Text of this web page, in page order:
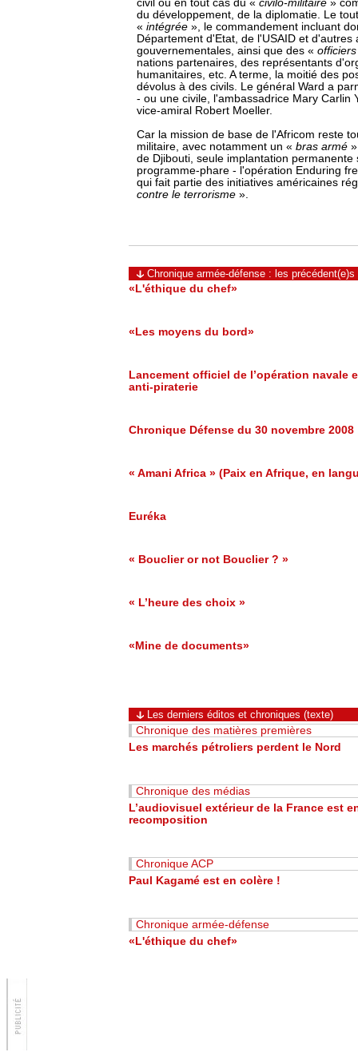
civil ou en tout cas du « civilo-militaire »
du développement, de la diplomatie. Le
« intégrée », le commandement incluant
Département d'Etat, de l'USAID et d'autres
gouvernementales, ainsi que des «
nations partenaires, des représentants
humanitaires, etc. A terme, la moitié des
dévolus à des civils. Le général Ward a
- ou une civile, l'ambassadrice Mary Carlin
vice-amiral Robert Moeller.
Car la mission de base de l'Africom reste
militaire, avec notamment un « bras armé
de Djibouti, seule implantation permanente
programme-phare - l'opération Enduring
qui fait partie des initiatives américaines
contre le terrorisme ».
Chronique armée-défense : les précédent(e)s
«L'éthique du chef»
«Les moyens du bord»
Lancement officiel de l’opération navale
anti-piraterie
Chronique Défense du 30 novembre 2008
« Amani Africa » (Paix en Afrique, en
Euréka
« Bouclier or not Bouclier ? »
« L’heure des choix »
«Mine de documents»
Les derniers éditos et chroniques (texte)
Chronique des matières premières
Les marchés pétroliers perdent le Nord
Chronique des médias
L’audiovisuel extérieur de la France est
recomposition
Chronique ACP
Paul Kagamé est en colère !
Chronique armée-défense
«L'éthique du chef»